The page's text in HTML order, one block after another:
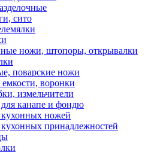
сито
ножи, штопоры, открывалки
поварские ножи
воронки
измельчители
канапе и фондю
ножей
принадлежностей